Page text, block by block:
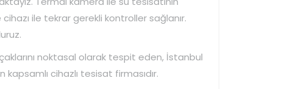
ile tekrar gerekli kontroller sağlanır.
noktasal olarak tespit eden, İstanbul
cihazlı tesisat firmasıdır.